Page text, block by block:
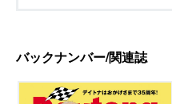
バックナンバー/関連誌